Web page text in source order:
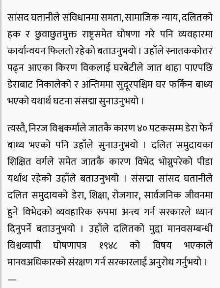
सांसद घतानीले संविधानमा समता, सामाजिक न्याय, दलितको
हक र छुवाछुतमुक्त राष्ट्रसमेत घोषणा गरे पनि व्यवहारमा
कार्यान्वयन फिलतो रहेको बताउनुभयो । उहाँले स्नातककोत्तर
पढ्न आएका किरण विकलाई घरबेटीले जात थाहा पाएपछि
डेराबाट निकालेको र अन्तिममा सुदूरपश्चिम घर फर्किन बाध्य
भएको यथार्थ घटना संसद्मा सुनाउनुभयो ।
त्यस्तै, निरज विश्वकर्माले जातकै कारण ४० पटकसम्म डेरा फेर्न
बाध्य भएको पनि उहाँले सुनाउनुभयो । दलित समुदायका
शिक्षित वर्गले समेत जातकै कारण विभेद भोग्नुपरेको पीडा
यर्थाथ रहेको उहाँले बताउनुभयो । संसद्मा सांसद घतानीले
दलित समुदायको डेरा, शिक्षा, रोजगार, सार्वजनिक जीवनमा
हुने विभेदको व्यवहारिक रुपमा अन्त्य गर्न सरकारले ध्यान
दिनुपर्ने बताउनुभयो । उहाँले दलितको मुद्दा मानवसम्बन्धी
विश्वव्यापी घोषणापत्र १९४८ को विषय भएकाले
मानवअधिकारको संरक्षण गर्न सरकारलाई अनुरोध गर्नुभयो ।
—